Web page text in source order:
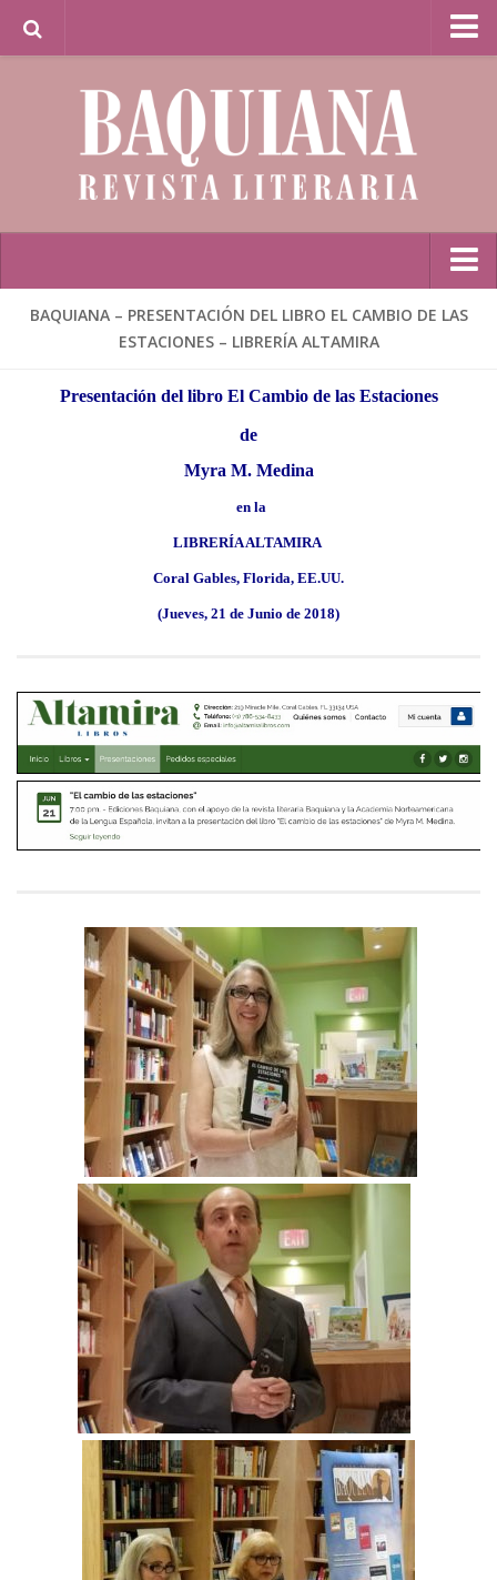
Inicio
BAQUIANA – Año XXVII / Nº 137 – 138 / Enero – Junio 2026
BAQUIANA – Año XXVII / Nº 137 – 138 / Enero – Junio 2026
BAQUIANA – Año XXVII / Nº 137 – 138 / Enero – Junio 2026
(Poesía VI)
Narrativa
BAQUIANA – Año XXVII / Nº 137 – 138 / Enero – Junio 2026
(Narrativa)
Cuento
BAQUIANA – Año XXVII / Nº 137 – 138 / Enero – Junio 2026
(Cuento II)
BAQUIANA – Año XXVII / Nº 137 – 138 / Enero – Junio 2026
(Cuento III)
BAQUIANA – Año XXVII / Nº 137 – 138 / Enero – Junio 2026
(Reseña I)
BAQUIANA – Año XXVII / Nº 137 – 138 / Enero – Junio 2026
(Reseña II)
Ensayo
BAQUIANA – Año XXVII / Nº 137 – 138 / Enero – Junio 2026
(Ensayo)
Entrevista
BAQUIANA – Año XXVII / Nº 137 – 138 / Enero – Junio 2026
(Entrevista)
Opinión
BAQUIANA – Año XXVII / Nº 137 – 138 / Enero – Junio 2026
(Opinión I)
BAQUIANA – Año XXVII / Nº 137 – 138 / Enero – Junio 2026
BAQUIANA – PRESENTACIÓN DEL LIBRO EL CAMBIO DE LAS
ESTACIONES – LIBRERÍA ALTAMIRA
Presentación del libro El Cambio de las Estaciones
de
Myra M. Medina
en la
LIBRERÍA ALTAMIRA
Coral Gables, Florida, EE.UU.
(Jueves, 21 de Junio de 2018)